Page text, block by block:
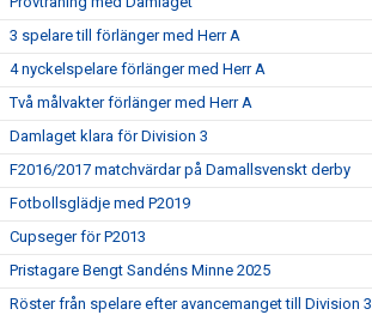
3 spelare till förlänger med Herr A
4 nyckelspelare förlänger med Herr A
Två målvakter förlänger med Herr A
Damlaget klara för Division 3
F2016/2017 matchvärdar på Damallsvenskt derby
Fotbollsglädje med P2019
Cupseger för P2013
Pristagare Bengt Sandéns Minne 2025
Röster från spelare efter avancemanget till Division 3